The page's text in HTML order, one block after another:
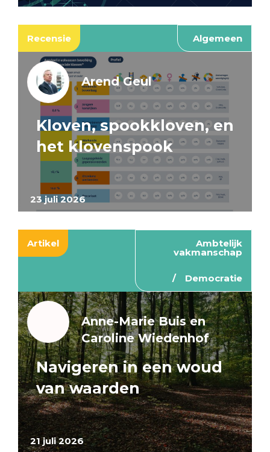
Recensie Algemeen
23 juli 2026
Arend Geul
Kloven, spookkloven, en
het klovenspook
Artikel Ambtelijk
vakmanschap
Democratie
21 juli 2026
Anne-Marie Buis en
Caroline Wiedenhof
Navigeren in een woud
van waarden